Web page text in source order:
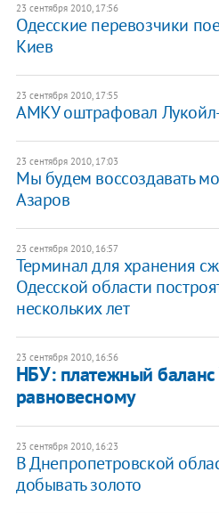
23 сентября 2010, 17:56
Одесские перевозчики
Киев
23 сентября 2010, 17:55
АМКУ оштрафовал
23 сентября 2010, 17:03
Мы будем воссоздавать
Азаров
23 сентября 2010, 16:57
Терминал для хранения
Одесской области
нескольких лет
23 сентября 2010, 16:56
НБУ: платежный
равновесному
23 сентября 2010, 16:23
В Днепропетровской
добывать золото